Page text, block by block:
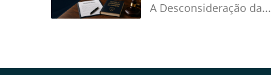
A Desconsideração da...